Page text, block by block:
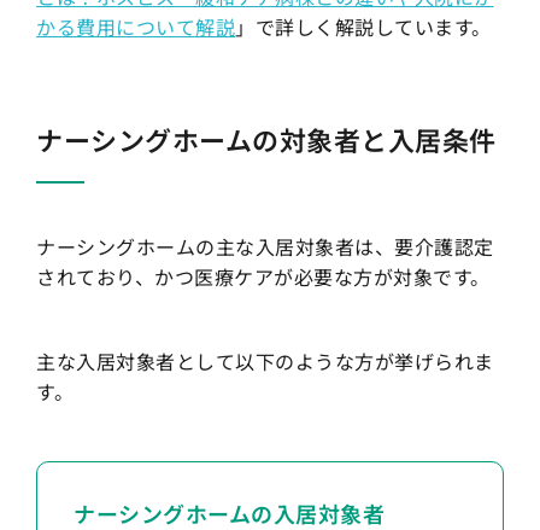
かる費用について解説」で詳しく解説しています。
ナーシングホームの対象者と入居条件
ナーシングホームの主な入居対象者は、要介護認定
されており、かつ医療ケアが必要な方が対象です。
主な入居対象者として以下のような方が挙げられま
す。
ナーシングホームの入居対象者